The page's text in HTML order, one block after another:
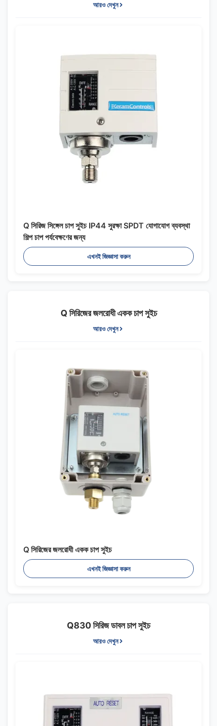
আরও দেখুন
Q সিরিজ সিঙ্গেল চাপ সুইচ IP44 সুরক্ষা SPDT যোগাযোগ ব্যবস্থা
শিল্প চাপ পর্যবেক্ষণের জন্য
এখনই জিজ্ঞাসা করুন
Q সিরিজের জলরোধী একক চাপ সুইচ
আরও দেখুন
Q সিরিজের জলরোধী একক চাপ সুইচ
এখনই জিজ্ঞাসা করুন
Q830 সিরিজ ডাবল চাপ সুইচ
আরও দেখুন